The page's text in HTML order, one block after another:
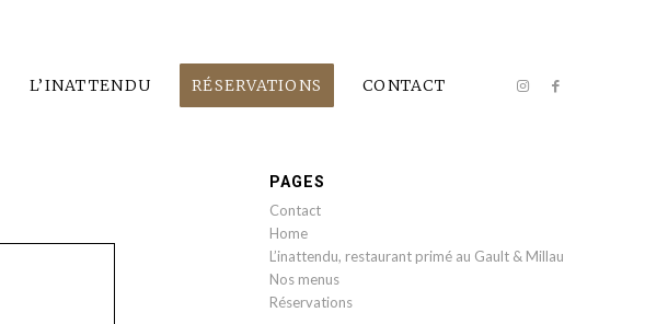
L’INATTENDU RÉSERVATIONS CONTACT
PAGES
Contact
Home
L’inattendu, restaurant primé au Gault & Millau
Nos menus
Réservations